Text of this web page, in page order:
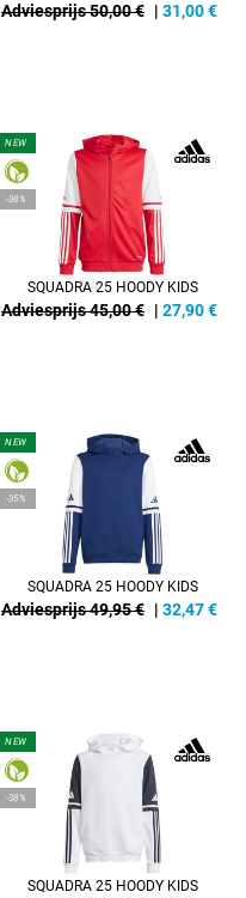
Adviesprijs 50,00 € | 31,00€
NEW
-38%
SQUADRA 25 HOODY KIDS
Adviesprijs 45,00 € | 27,90€
NEW
-35%
SQUADRA 25 HOODY KIDS
Adviesprijs 49,95 € | 32,47€
NEW
-38%
SQUADRA 25 HOODY KIDS